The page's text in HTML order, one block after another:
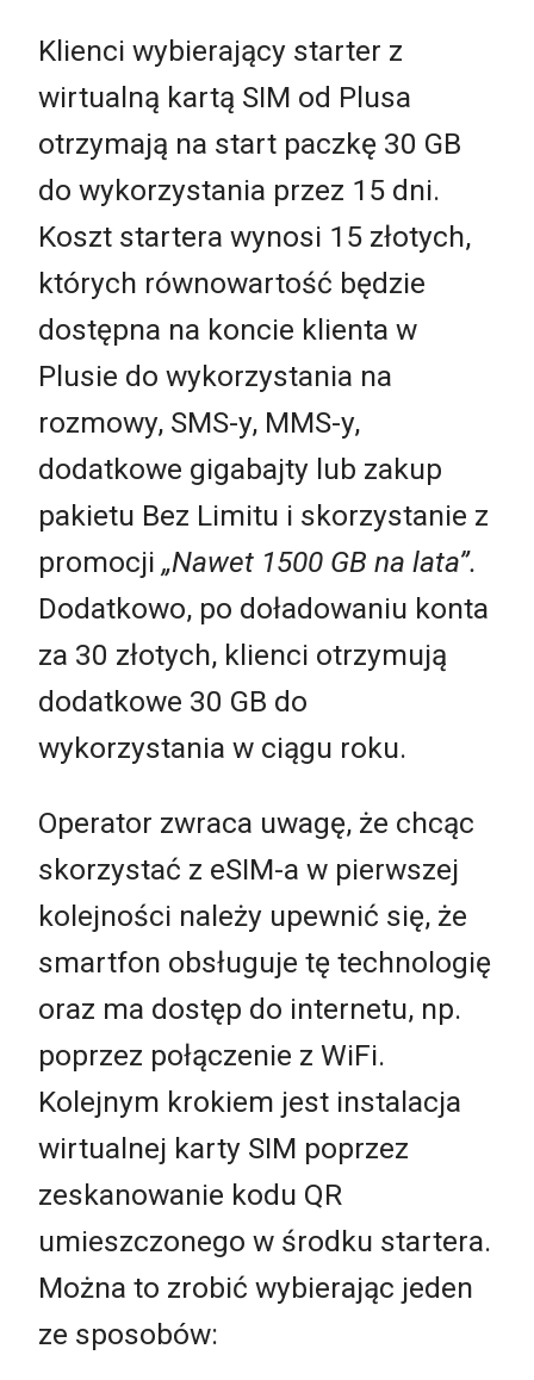
Klienci wybierający starter z
wirtualną kartą SIM od Plusa
otrzymają na start paczkę 30 GB
do wykorzystania przez 15 dni.
Koszt startera wynosi 15 złotych,
których równowartość będzie
dostępna na koncie klienta w
Plusie do wykorzystania na
rozmowy, SMS-y, MMS-y,
dodatkowe gigabajty lub zakup
pakietu Bez Limitu i skorzystanie z
promocji „Nawet 1500 GB na lata”.
Dodatkowo, po doładowaniu konta
za 30 złotych, klienci otrzymują
dodatkowe 30 GB do
wykorzystania w ciągu roku.
Operator zwraca uwagę, że chcąc
skorzystać z eSIM-a w pierwszej
kolejności należy upewnić się, że
smartfon obsługuje tę technologię
oraz ma dostęp do internetu, np.
poprzez połączenie z WiFi.
Kolejnym krokiem jest instalacja
wirtualnej karty SIM poprzez
zeskanowanie kodu QR
umieszczonego w środku startera.
Można to zrobić wybierając jeden
ze sposobów: